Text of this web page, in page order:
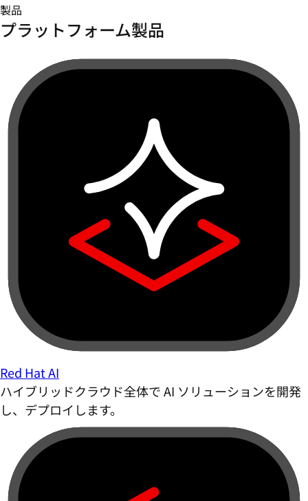
製品
プラットフォーム製品
Red Hat AI
ハイブリッドクラウド全体で AI ソリューションを開発
し、デプロイします。